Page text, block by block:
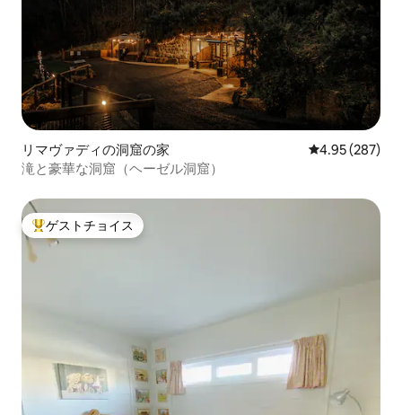
リマヴァディの洞窟の家 レビュー287
4.95 (287)
滝と豪華な洞窟（ヘーゼル洞窟）
大好評のゲストチョイスです。
ゲストチョイス